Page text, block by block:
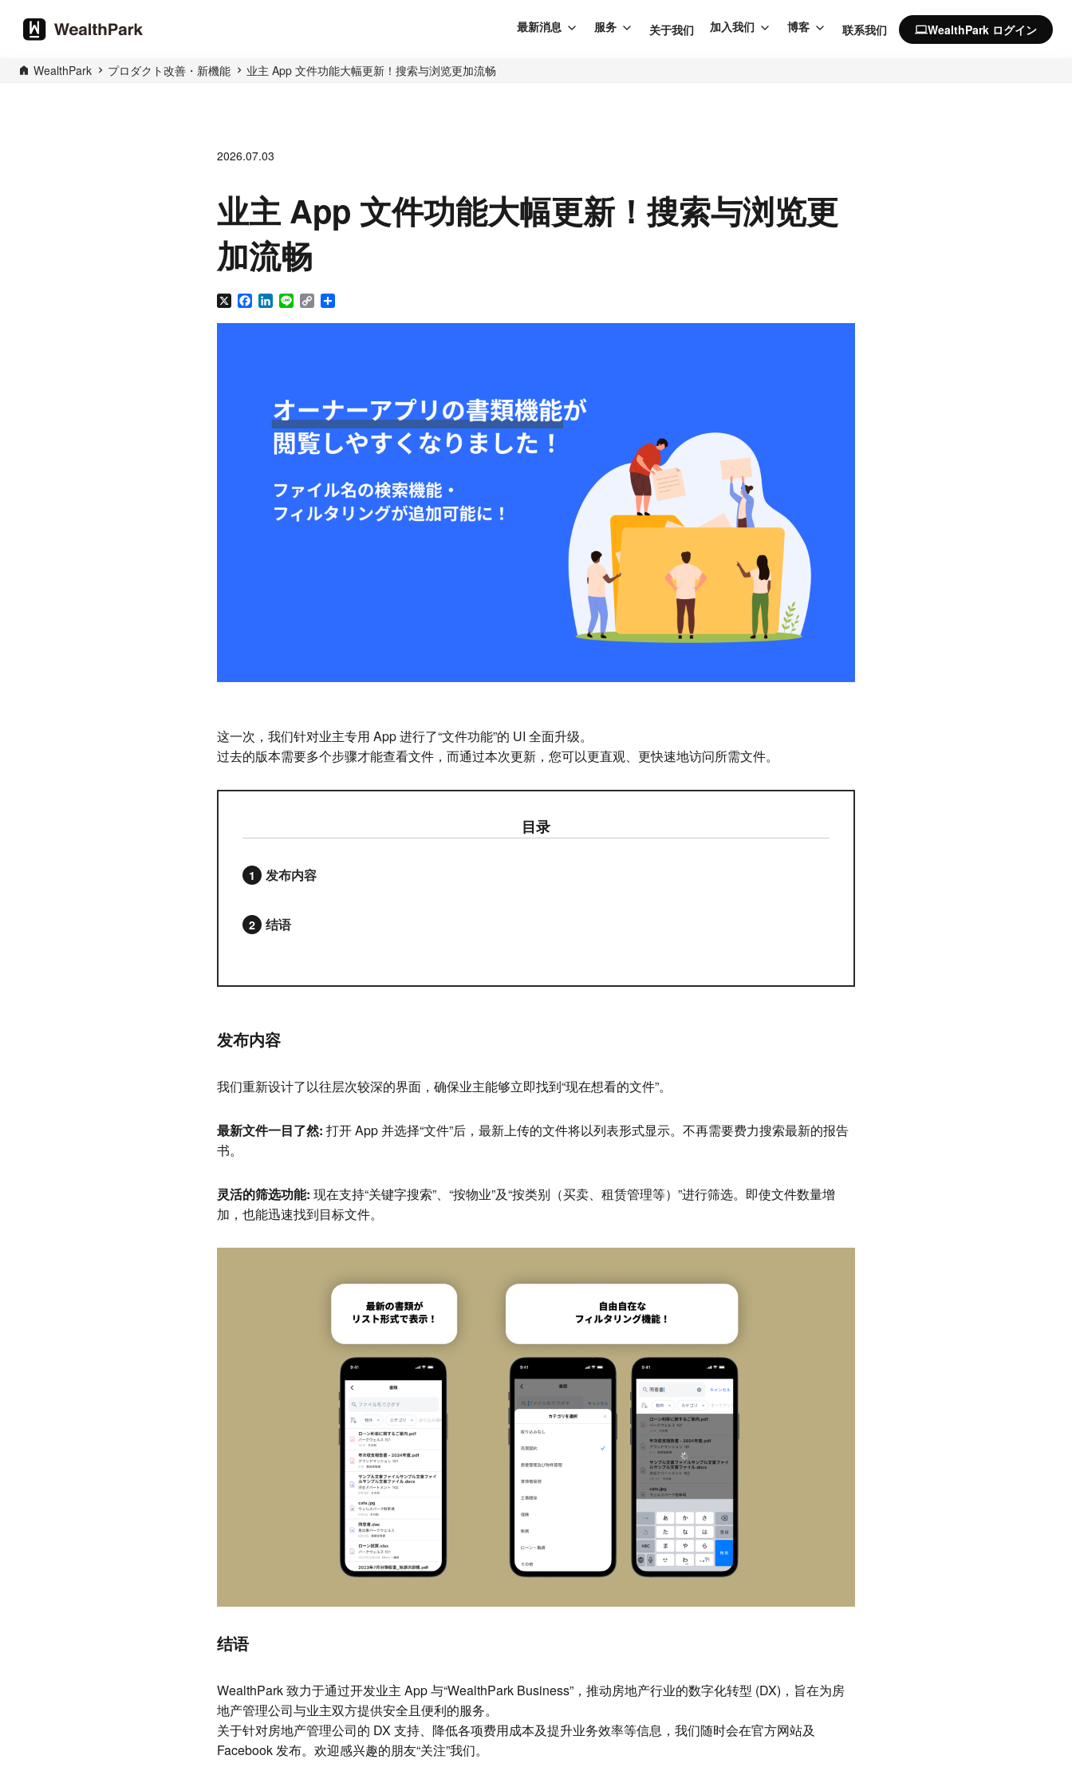
最新消息 服务 关于我们 加入我们 博客 联系我们 computerWealthPark ログイン
WealthPark プロダクト改善・新機能 业主 App 文件功能大幅更新！搜索与浏览更加流畅
2026.07.03
业主 App 文件功能大幅更新！搜索与浏览更
加流畅
X Facebook
LinkedIn
Line Copy
这一次，我们针对业主专用 App 进行了“文件功能”的 UI 全面升级。
过去的版本需要多个步骤才能查看文件，而通过本次更新，您可以更直观、更快速地访问所需文件。
目录
发布内容
结语
发布内容
我们重新设计了以往层次较深的界面，确保业主能够立即找到“现在想看的文件”。
最新文件一目了然: 打开 App 并选择“文件”后，最新上传的文件将以列表形式显示。不再需要费力搜索最新的报告
书。
灵活的筛选功能: 现在支持“关键字搜索”、“按物业”及“按类别（买卖、租赁管理等）”进行筛选。即使文件数量增
加，也能迅速找到目标文件。
结语
WealthPark 致力于通过开发业主 App 与“WealthPark Business”，推动房地产行业的数字化转型 (DX)，旨在为房
地产管理公司与业主双方提供安全且便利的服务。
关于针对房地产管理公司的 DX 支持、降低各项费用成本及提升业务效率等信息，我们随时会在官方网站及
Facebook 发布。欢迎感兴趣的朋友“关注”我们。